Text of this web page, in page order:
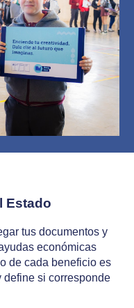
Estado
tus documentos y
económicas
de cada beneficio es
define si corresponde